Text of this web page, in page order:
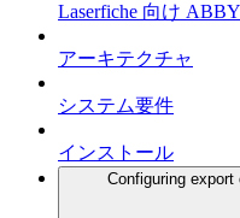
Laserfiche 向け
アーキテクチャ
システム要件
インストール
Configuring